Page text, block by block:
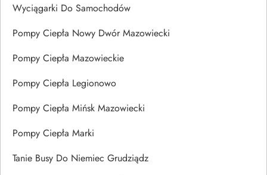
Wyciągarki Do Samochodów
Pompy Ciepła Nowy Dwór Mazowiecki
Pompy Ciepła Mazowieckie
Pompy Ciepła Legionowo
Pompy Ciepła Mińsk Mazowiecki
Pompy Ciepła Marki
Tanie Busy Do Niemiec Grudziądz